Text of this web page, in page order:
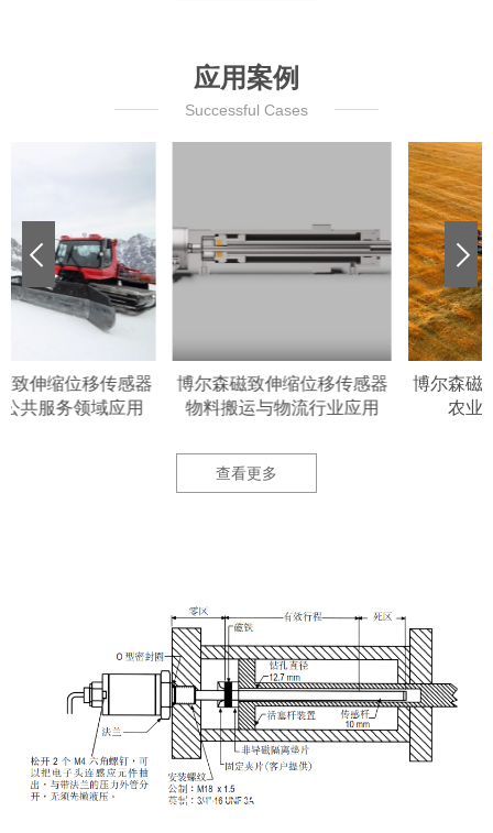
应用案例
Successful Cases
博尔森磁致伸缩位移传感器
物料搬运与物流行业应用
博尔森磁致伸缩位移传感器
农业机械领域应用
查看更多
液压油缸内置安装示意图